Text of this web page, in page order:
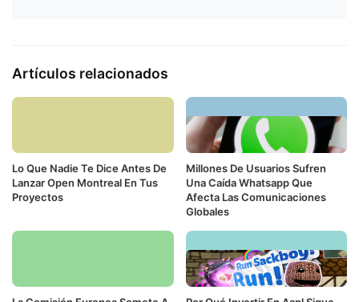
Artículos relacionados
Lo Que Nadie Te Dice Antes De
Lanzar Open Montreal En Tus
Proyectos
Millones De Usuarios Sufren
Una Caída Whatsapp Que
Afecta Las Comunicaciones
Globales